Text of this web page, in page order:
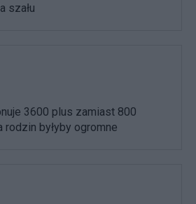
szału
3600 plus zamiast 800
rodzin byłyby ogromne